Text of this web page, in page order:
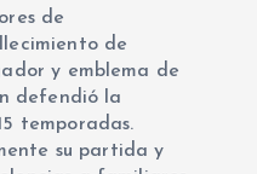
de
de
y emblema de
defendió la
temporadas.
su partida y